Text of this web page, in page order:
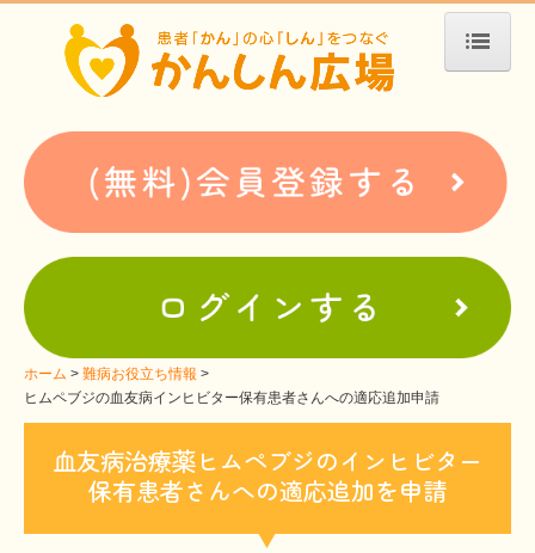
ホーム
患者会・支援団体紹介
疾患別検索
疾患分類検索
支援中ホームページ一例
患者会紹介
ホーム
難病お役立ち情報
ヒムペブジの血友病インヒビター保有患者さんへの適応追加申請
血友病治療薬ヒムペブジのインヒビター
保有患者さんへの適応追加を申請